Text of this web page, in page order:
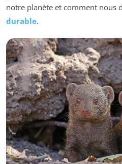
notre planète et comment nous
durable.